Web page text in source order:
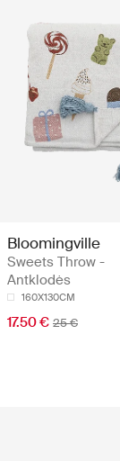
Bloomingville
Sweets Throw -
Antklodės
160X130CM
17.50 € 25 €